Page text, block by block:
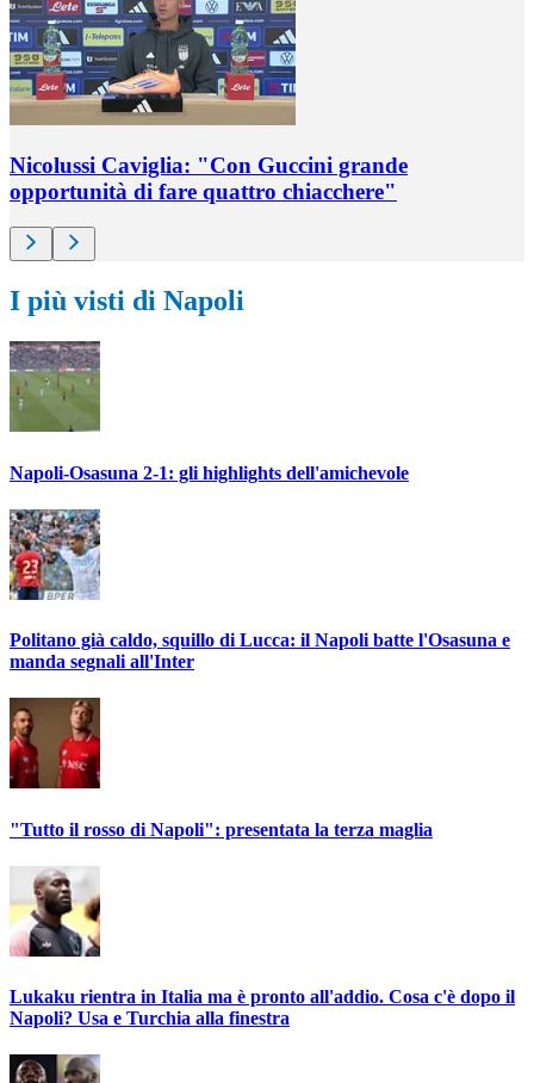
Nicolussi Caviglia: "Con Guccini grande
opportunità di fare quattro chiacchere"
I più visti di Napoli
Napoli-Osasuna 2-1: gli highlights dell'amichevole
Politano già caldo, squillo di Lucca: il Napoli batte l'Osasuna e
manda segnali all'Inter
"Tutto il rosso di Napoli": presentata la terza maglia
Lukaku rientra in Italia ma è pronto all'addio. Cosa c'è dopo il
Napoli? Usa e Turchia alla finestra